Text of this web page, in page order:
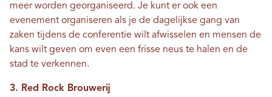
meer worden georganiseerd. Je kunt er ook een
evenement organiseren als je de dagelijkse gang van
zaken tijdens de conferentie wilt afwisselen en mensen de
kans wilt geven om even een frisse neus te halen en de
stad te verkennen.
3. Red Rock Brouwerij